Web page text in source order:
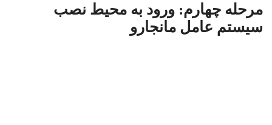
مرحله چهارم: ورود به محیط نصب
سیستم عامل مانجارو